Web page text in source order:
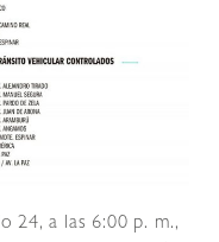
24, a las 6:00 p. m.,